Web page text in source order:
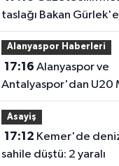
taslağı Bakan
Alanyaspor Haberleri
17:16
Antalyaspor'dan U20
davet
Asayiş
17:12
sahile düştü: 2 yaralı